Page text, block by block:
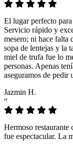
El lugar perfecto
Servicio rápido y
mesero; ni hace falta
sopa de lentejas y la
miel de trufa fue lo
personas. Apenas
aseguramos de pedir
Jazmin H.
“
Hermoso
fue espectacular. La